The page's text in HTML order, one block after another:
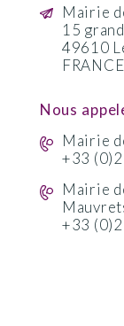
Mairie
15
49610
FRANCE
Nous
Mairie
+33
Mairie
+33